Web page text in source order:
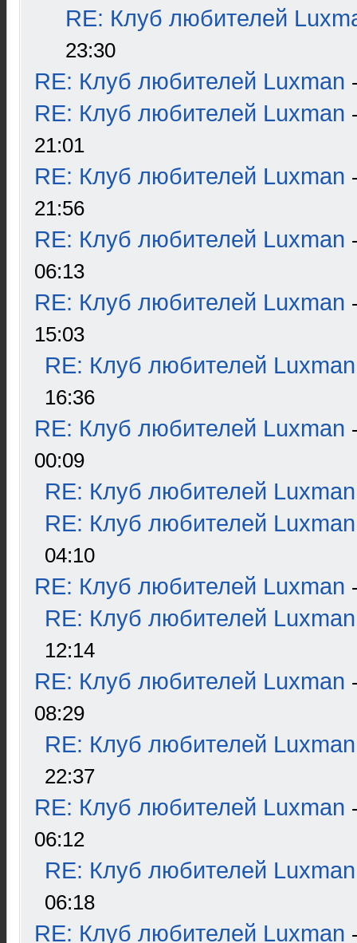
RE: Клуб любителей
23:30
RE: Клуб любителей Luxman
RE: Клуб любителей Luxman
21:01
RE: Клуб любителей Luxman
21:56
RE: Клуб любителей Luxman
06:13
RE: Клуб любителей Luxman
15:03
RE: Клуб любителей Luxman
16:36
RE: Клуб любителей Luxman
00:09
RE: Клуб любителей Luxman
RE: Клуб любителей Luxman
04:10
RE: Клуб любителей Luxman
RE: Клуб любителей Luxman
12:14
RE: Клуб любителей Luxman
08:29
RE: Клуб любителей Luxman
22:37
RE: Клуб любителей Luxman
06:12
RE: Клуб любителей Luxman
06:18
RE: Клуб любителей Luxman